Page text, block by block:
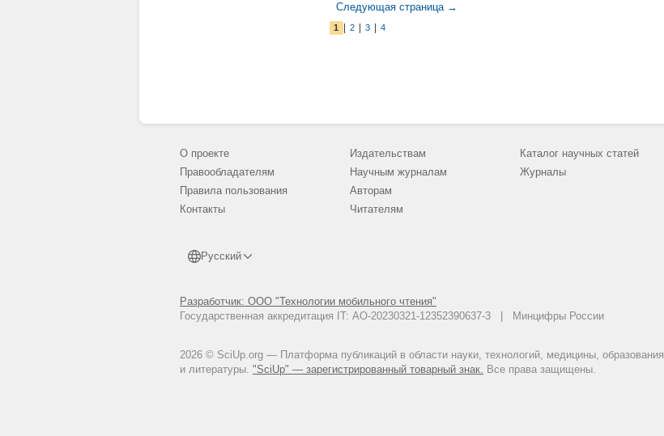
Следующая страница →
1 2 3 4
О проекте
Правообладателям
Правила пользования
Контакты
Русский
Разработчик: ООО "Технологии мобильного чтения"
Государственная аккредитация IT: АО-20230321-12352390637-3 | Минцифры России
2026 © SciUp.org — Платформа публикаций в области науки, технологий, медицины, образования
и литературы. "SciUp" — зарегистрированный товарный знак. Все права защищены.
Издательствам
Научным журналам
Авторам
Читателям
Каталог научных статей
Журналы